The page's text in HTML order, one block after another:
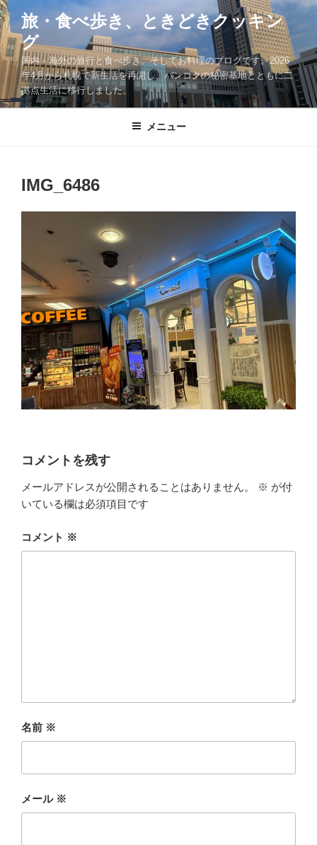
コ
ン
テ
ン
ツ
へ
ス
旅・食べ歩き、ときどきクッキン
グ
国内・海外の旅行と食べ歩き、そしてお料理のブログです。2026
年4月から札幌で新生活を再開し、バンコクの秘密基地とともに二
拠点生活に移行しました。
メニュー
IMG_6486
コメントを残す
メールアドレスが公開されることはありません。 ※ が付
いている欄は必須項目です
コメント ※
名前 ※
メール ※